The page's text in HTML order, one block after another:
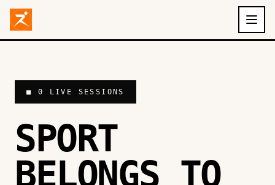
Aller au contenu principal
■ 0 LIVE SESSIONS
SPORT
BELONGS TO